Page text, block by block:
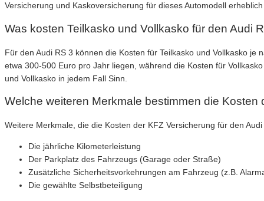
Versicherung und Kaskoversicherung für dieses Automodell
Was kosten Teilkasko und Vollkasko für den Audi
Für den Audi RS 3 können die Kosten für Teilkasko und Vollkasko
etwa 300-500 Euro pro Jahr liegen, während die Kosten für
und Vollkasko in jedem Fall Sinn.
Welche weiteren Merkmale bestimmen die
Weitere Merkmale, die die Kosten der KFZ Versicherung für den
Die jährliche Kilometerleistung
Der Parkplatz des Fahrzeugs (Garage oder Straße)
Zusätzliche Sicherheitsvorkehrungen am Fahrzeug (z.B.
Die gewählte Selbstbeteiligung